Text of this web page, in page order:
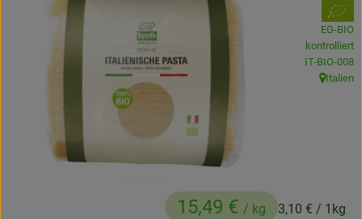
Obst & Gemüse
Getränke
15,49 € / kg 3,10 € / 1kg
, Verband:
EG-BIO
kontrolliert
,IT-BIO-008
,
Italien